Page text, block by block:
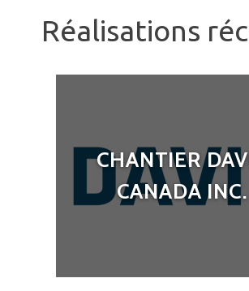
Réalisations
CHANTIER
CANADA INC.